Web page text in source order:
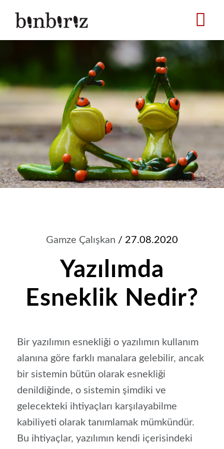
Gamze Çalışkan / 27.08.2020
Yazılımda
Esneklik Nedir?
Bir yazılımın esnekliği o yazılımın kullanım
alanına göre farklı manalara gelebilir, ancak
bir sistemin bütün olarak esnekliği
denildiğinde, o sistemin şimdiki ve
gelecekteki ihtiyaçları karşılayabilme
kabiliyeti olarak tanımlamak mümkündür.
Bu ihtiyaçlar, yazılımın kendi içerisindeki